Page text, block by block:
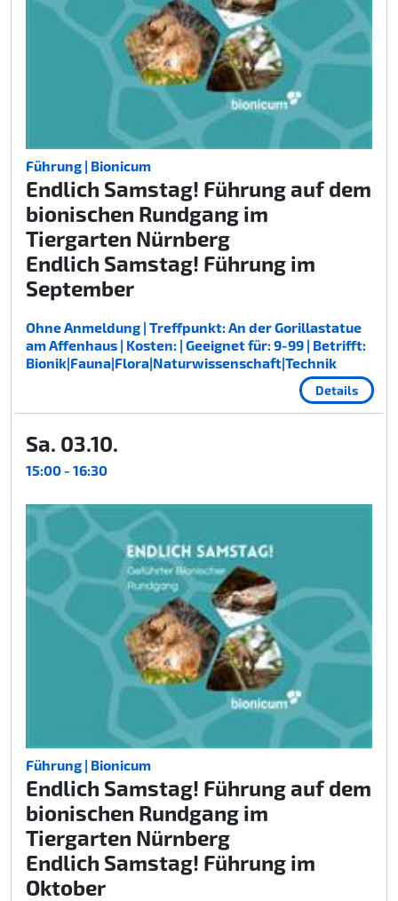
Führung | Bionicum
Endlich Samstag! Führung auf dem
bionischen Rundgang im
Tiergarten Nürnberg
Endlich Samstag! Führung im
September
Ohne Anmeldung | Treffpunkt: An der Gorillastatue
am Affenhaus | Kosten: | Geeignet für: 9-99 | Betrifft:
Bionik|Fauna|Flora|Naturwissenschaft|Technik
Details
Sa. 03.10.
15:00 - 16:30
Führung | Bionicum
Endlich Samstag! Führung auf dem
bionischen Rundgang im
Tiergarten Nürnberg
Endlich Samstag! Führung im
Oktober